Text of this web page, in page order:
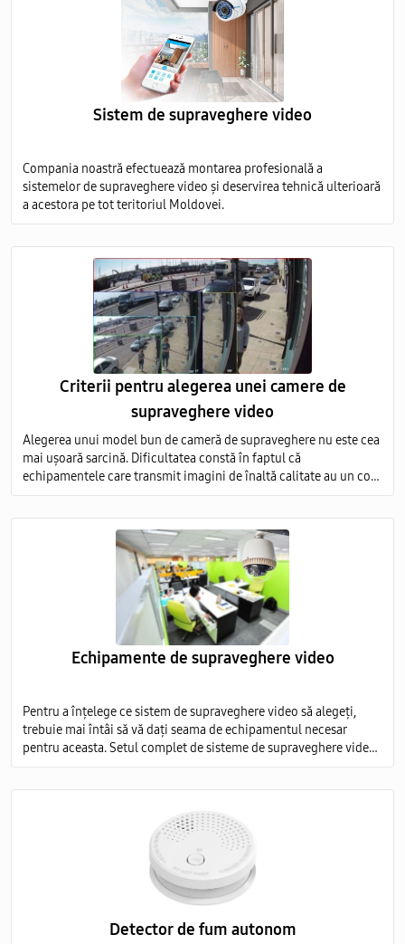
Sistem de supraveghere video
Compania noastră efectuează montarea profesională a
sistemelor de supraveghere video și deservirea tehnică ulterioară
a acestora pe tot teritoriul Moldovei.
Criterii pentru alegerea unei camere de
supraveghere video
Alegerea unui model bun de cameră de supraveghere nu este cea
mai ușoară sarcină. Dificultatea constă în faptul că
echipamentele care transmit imagini de înaltă calitate au un cost
foarte ridicat, iar modelele ieftine nu sunt capabile să ofere o
Echipamente de supraveghere video
Pentru a înțelege ce sistem de supraveghere video să alegeți,
trebuie mai întâi să vă dați seama de echipamentul necesar
pentru aceasta. Setul complet de sisteme de supraveghere video
include mai multe elemente obligatorii:
Detector de fum autonom